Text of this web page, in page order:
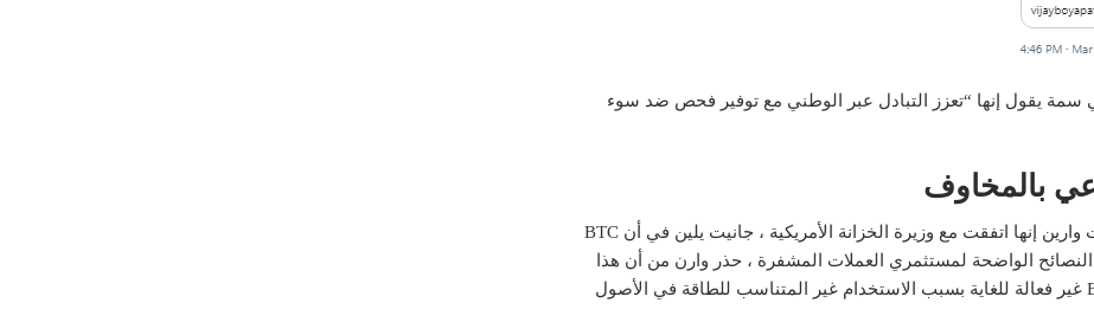
سمة يقول إنها “تعزز التبادل عبر الوطني مع توفير فحص ضد سوء
بالمخاوف
في تعليقاتها الأخيرة حول أصل العملة المشفرة ، قالت وارين إنها اتفقت مع وزيرة الخزانة الأمريكية ، جانيت يلين في أن BTC
الواضحة لمستثمري العملات المشفرة ، حذر وارن من أن هذا
“سينتهي بشكل سيء”. من جانبها ، تقول يلين إن BTC غير فعالة للغاية بسبب الاستخدام غير المتناسب للطاقة في الأصول